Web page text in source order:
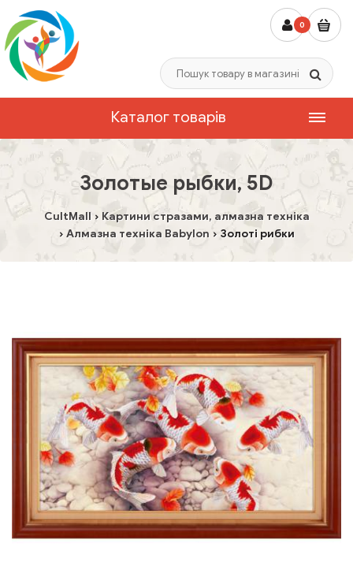
0
Каталог товарів
Золотые рыбки, 5D
CultMall
Картини стразами, алмазна техніка
Алмазна техніка Babylon
Золоті рибки